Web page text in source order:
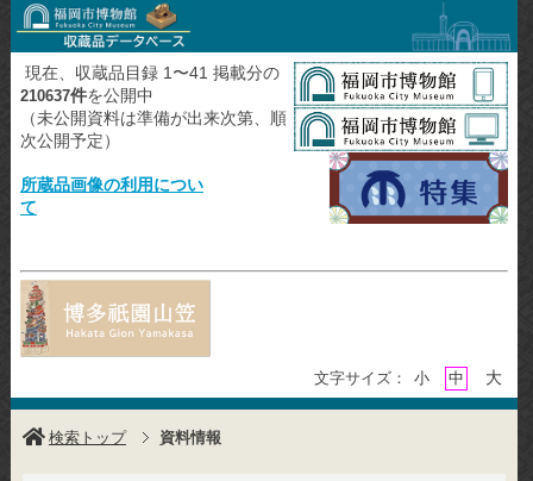
現在、収蔵品目録 1〜41 掲載分の
210637件を公開中
（未公開資料は準備が出来次第、順
次公開予定）
所蔵品画像の利用につい
て
文字サイズ： 小 中 大
検索トップ 資料情報